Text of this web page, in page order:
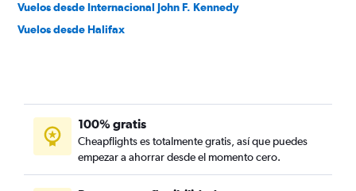
Vuelos desde Internacional John F. Kennedy
Vuelos desde Halifax
100% gratis
Cheapflights es totalmente gratis, así que puedes
empezar a ahorrar desde el momento cero.